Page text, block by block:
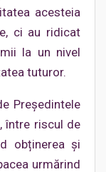
acesteia
ci au ridicat
la un nivel
tuturor.
Președintele
între riscul de
obținerea și
urmărind